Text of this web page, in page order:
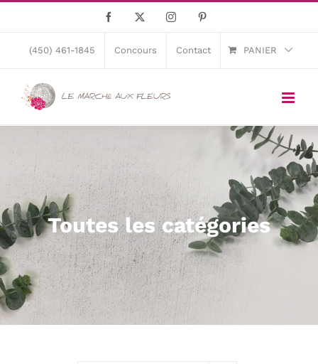
content
Facebook Instagram
(450) 461-1845 Concours Contact PANIER
Toutes les catégories